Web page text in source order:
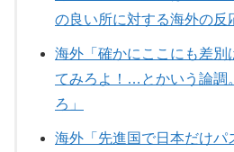
の良い所に対する海外の反
海外「確かにここにも差別
てみろよ！…とかいう論調
ろ」
海外「先進国で日本だけパ